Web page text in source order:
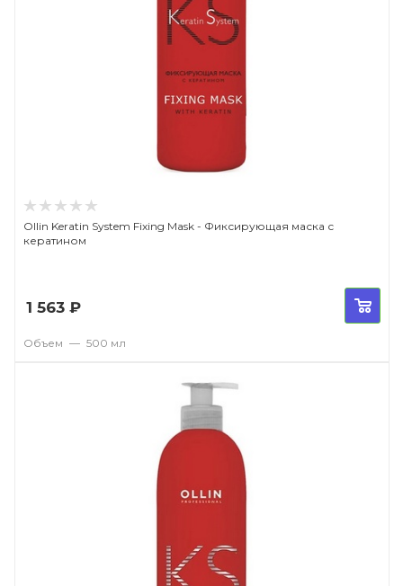
Ollin Keratin System Fixing Mask - Фиксирующая маска с
кератином
1 563 ₽
Объем — 500 мл